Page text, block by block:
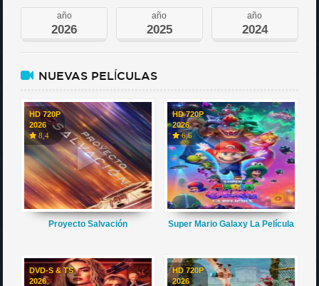
año
2026
año
2025
año
2024
NUEVAS PELÍCULAS
HD 720P
2026
8,4
Proyecto Salvación
HD 720P
2026
6,6
Super Mario Galaxy La Película
DVD-S & TS
2026
HD 720P
2026